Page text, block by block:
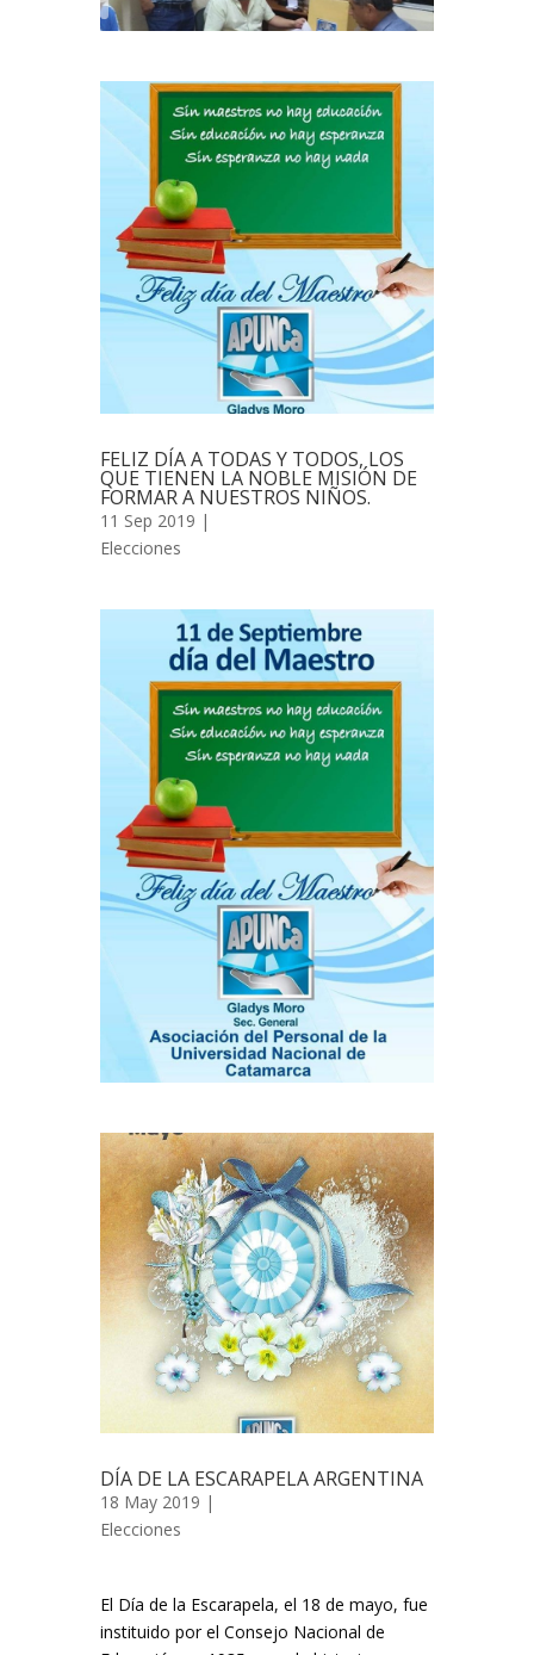
FELIZ DÍA A TODAS Y TODOS, LOS
QUE TIENEN LA NOBLE MISIÓN DE
FORMAR A NUESTROS NIÑOS.
11 Sep 2019 |
Elecciones
DÍA DE LA ESCARAPELA ARGENTINA
18 May 2019 |
Elecciones
El Día de la Escarapela, el 18 de mayo, fue
instituido por el Consejo Nacional de